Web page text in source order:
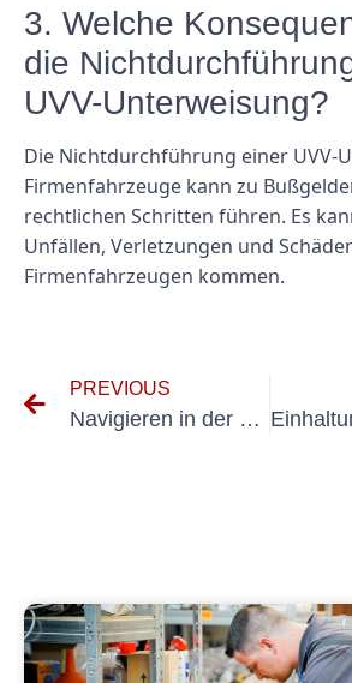
3. Welche
die
UVV-Unterweisung?
Die Nichtdurchführung einer UVV-
Firmenfahrzeuge kann zu
rechtlichen Schritten führen. Es
Unfällen, Verletzungen und
Firmenfahrzeugen kommen.
PREVIOUS
Navigieren in der UVV BGV D6: So stellen Sie die Einhaltung am Arbeitsplatz sicher